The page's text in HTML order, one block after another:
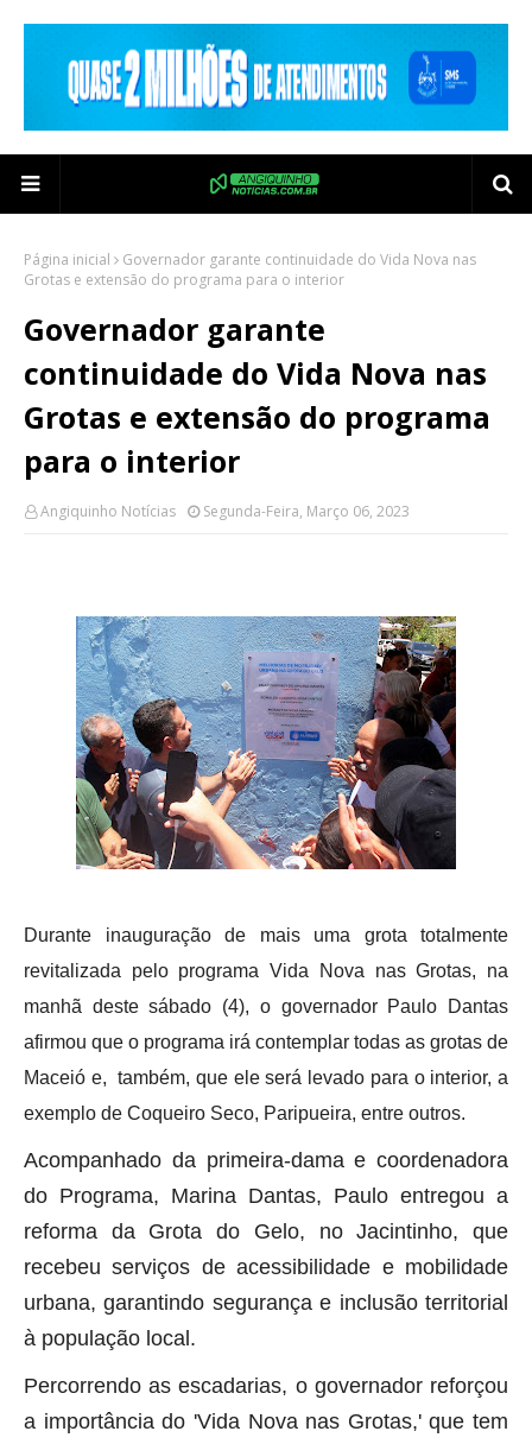
Página inicial
Governador garante continuidade do Vida Nova nas
Grotas e extensão do programa para o interior
Governador garante
continuidade do Vida Nova nas
Grotas e extensão do programa
para o interior
Angiquinho Notícias Segunda-Feira, Março 06, 2023
Durante inauguração de mais uma grota totalmente
revitalizada pelo programa Vida Nova nas Grotas, na
manhã deste sábado (4), o governador Paulo Dantas
afirmou que o programa irá contemplar todas as grotas de
Maceió e, também, que ele será levado para o interior, a
exemplo de Coqueiro Seco, Paripueira, entre outros.
Acompanhado da primeira-dama e coordenadora
do Programa, Marina Dantas, Paulo entregou a
reforma da Grota do Gelo, no Jacintinho, que
recebeu serviços de acessibilidade e mobilidade
urbana, garantindo segurança e inclusão territorial
à população local.
Percorrendo as escadarias, o governador reforçou
a importância do 'Vida Nova nas Grotas,' que tem